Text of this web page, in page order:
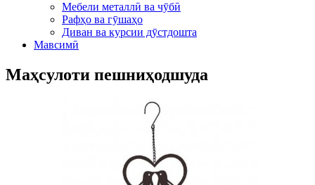
Мебели металлӣ ва чӯбӣ
Рафҳо ва гӯшаҳо
Диван ва курсии дӯстдошта
Мавсимӣ
Маҳсулоти пешниҳодшуда